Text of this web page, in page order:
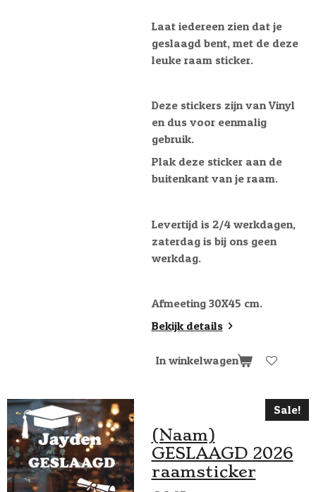
Laat iedereen zien dat je
geslaagd bent, met de deze
leuke raam sticker.
Deze stickers zijn van Vinyl
en dus voor eenmalig
gebruik.
Plak deze sticker aan de
buitenkant van je raam.
Levertijd is 2/4 werkdagen,
zaterdag is bij ons geen
werkdag.
Afmeeting 30X45 cm.
Bekijk details
In winkelwagen
Sale!
(Naam)
GESLAAGD 2026
raamsticker